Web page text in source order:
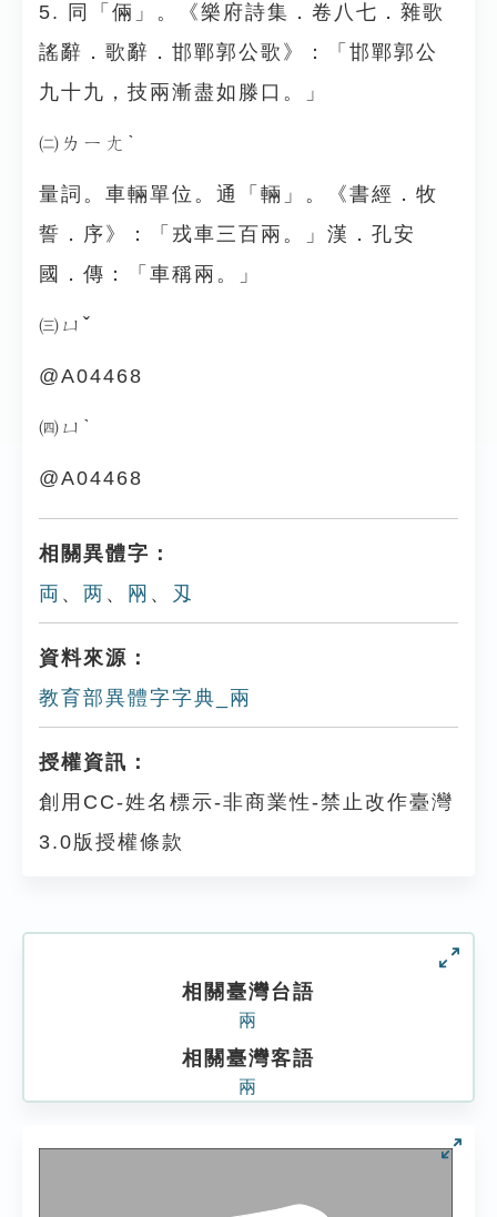
5. 同「倆」。《樂府詩集．卷八七．雜歌
謠辭．歌辭．邯鄲郭公歌》：「邯鄲郭公
九十九，技兩漸盡如滕口。」
㈡ㄌㄧㄤˋ
量詞。車輛單位。通「輛」。《書經．牧
誓．序》：「戎車三百兩。」漢．孔安
國．傳：「車稱兩。」
㈢ㄩˇ
@A04468
㈣ㄩˋ
@A04468
相關異體字：
両 、 两 、 㒳 、 刄
資料來源：
教育部異體字字典_兩
授權資訊：
創用CC-姓名標示-非商業性-禁止改作臺灣
3.0版授權條款
相關臺灣台語
兩
相關臺灣客語
兩